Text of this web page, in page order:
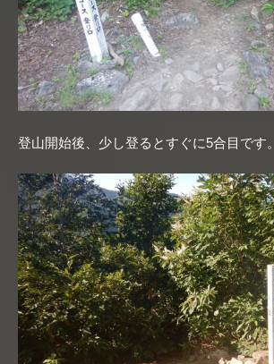
登山開始後、少し登るとすぐに5合目です。